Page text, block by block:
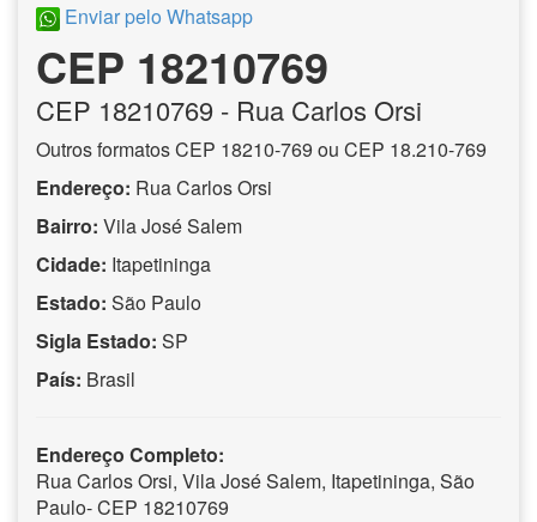
Enviar pelo Whatsapp
CEP 18210769
CEP 18210769 - Rua Carlos Orsi
Outros formatos CEP 18210-769 ou CEP 18.210-769
Endereço: Rua Carlos Orsi
Bairro: Vila José Salem
Cidade: Itapetininga
Estado: São Paulo
Sigla Estado: SP
País: Brasil
Endereço Completo:
Rua Carlos Orsi, Vila José Salem, Itapetininga, São
Paulo- CEP 18210769